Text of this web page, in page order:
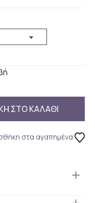
ΣΤΟ ΚΑΛΑΘΙ
στα αγαπημένα